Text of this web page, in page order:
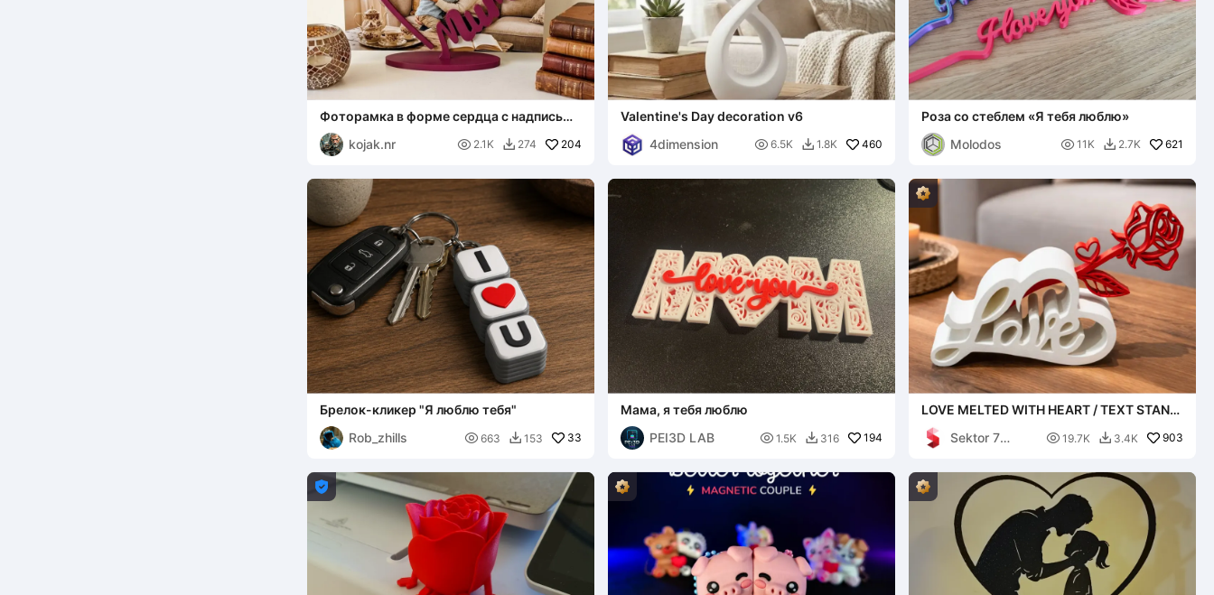
Фоторамка в форме сердца с надписью
«Mum» – Идеальный подарок
kojak.nr
 2.1K  274 204
Valentine's Day decoration v6
4dimension
 6.5K  1.8K 460
Роза со стеблем «Я тебя люблю»
Molodos
 11K  2.7K 621
Брелок-кликер "Я люблю тебя"
Rob_zhills
 663  153 33
Мама, я тебя люблю
PEI3D LAB
 1.5K  316 194
LOVE MELTED WITH HEART / TEXT STAND
/ VALENTINE
Sektor 7
 19.7K  3.4K 903
